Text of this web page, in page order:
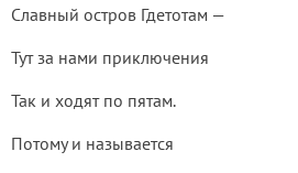
Славный остров Гдетотам —
Тут за нами приключения
Так и ходят по пятам.
Потому и называется